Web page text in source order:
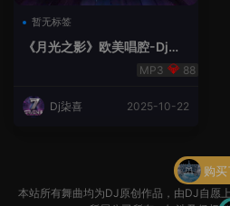
暂无标签
《月光之影》欧美唱腔-Dj柒
88
Dj柒喜 2025-10-22
本站所有舞曲均为DJ原创作品，由DJ自愿
购买